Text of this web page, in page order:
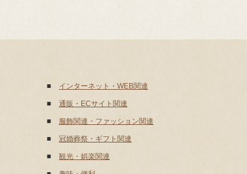
インターネット・WEB関連
■
通販・ECサイト関連
■
服飾関連・ファッション関連
■
冠婚葬祭・ギフト関連
■
観光・娯楽関連
■